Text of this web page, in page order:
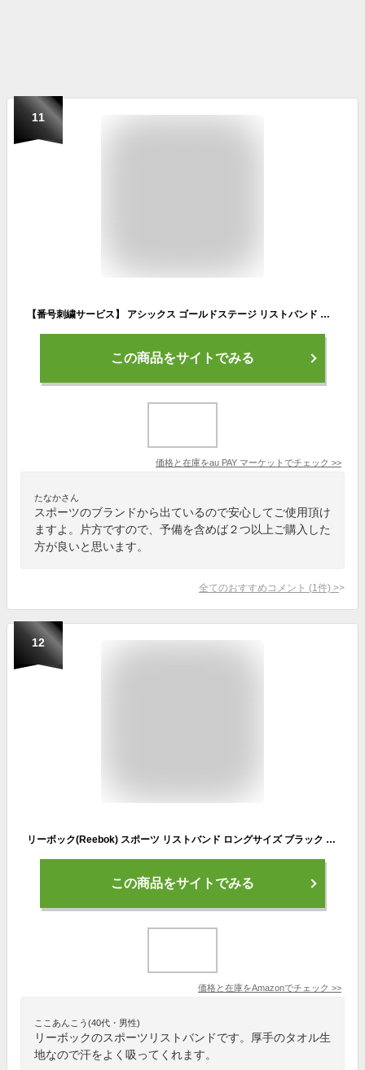
11
【番号刺繍サービス】 アシックス ゴールドステージ リストバンド ロング片手用 野球 BAQ504
この商品をサイトでみる
価格と在庫をau PAY マーケット でチェック >>
たなかさん
スポーツのブランドから出ているので安心してご使用頂け
ますよ。片方ですので、予備を含めば２つ以上ご購入した
方が良いと思います。
全てのおすすめコメント (1 件) >
12
リーボック(Reebok) スポーツ リストバンド ロングサイズ ブラック T198-RASB-11025B
この商品をサイトでみる
価格と在庫をAmazonでチェック >>
ここあんこう(40代・男性)
リーボックのスポーツリストバンドです。厚手のタオル生
地なので汗をよく吸ってくれます。